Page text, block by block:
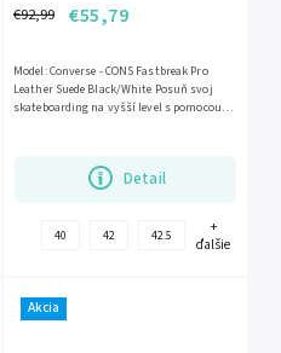
€92,99 €55,79
Detail
Model: Converse - CONS Fastbreak Pro
Leather Suede Black/White Posuň svoj
skateboarding na vyšší level s pomocou
40 42 42.5
+
ďalšie
Akcia